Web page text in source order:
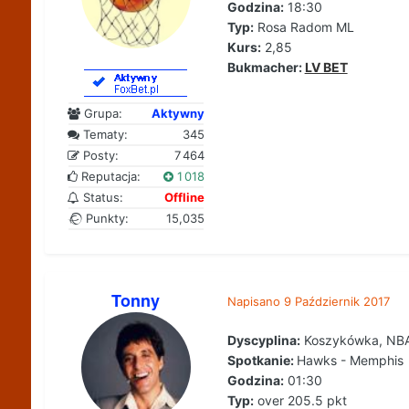
Grupa:
Aktywny
Tematy:
345
Posty:
7 464
Reputacja:
1 018
Status:
Offline
Punkty:
15,035
Godzina:18:30
Typ:Rosa Radom ML
Kurs:2,85
Bukmacher:LV BET
Tonny Napisano 9 Październik 2017
Dyscyplina:Koszykówka,
Spotkanie: Hawks - Memphis
Godzina:01:30
Typ:over 205.5 pkt